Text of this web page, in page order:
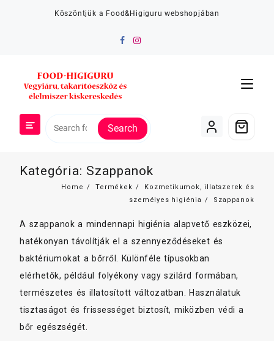
Köszöntjük a Food&Higiguru webshopjában
Search
Kategória: Szappanok
Home Termékek
Kozmetikumok, illatszerek és
személyes higiénia
Szappanok
A szappanok a mindennapi higiénia alapvető eszközei,
hatékonyan távolítják el a szennyeződéseket és
baktériumokat a bőrről. Különféle típusokban
elérhetők, például folyékony vagy szilárd formában,
természetes és illatosított változatban. Használatuk
tisztaságot és frissességet biztosít, miközben védi a
bőr egészségét.